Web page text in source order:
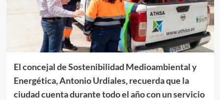
El concejal de Sostenibilidad Medioambiental y
Energética, Antonio Urdiales, recuerda que la
ciudad cuenta durante todo el año con un servicio